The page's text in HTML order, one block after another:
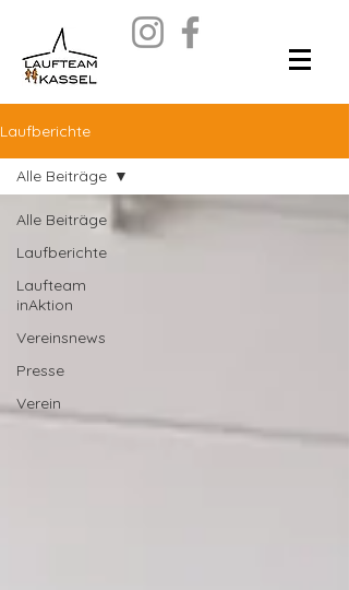
Laufberichte
Alle Beiträge
Laufberichte
Laufteam
inAktion
Vereinsnews
Presse
Verein
Alle Beiträge